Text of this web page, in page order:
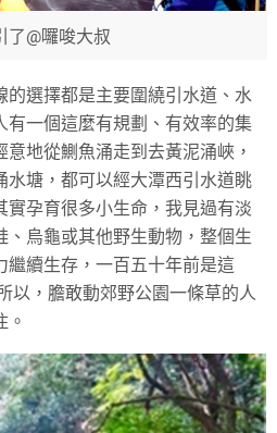
了@囉唆大叔
的選擇都是主要圍繞引水道、水
有一個這麼有規劃、有效率的集
地從鰂魚涌走到去黃泥涌峽，
水塘，都可以經大潭西引水道眺
實孕育很多小生命，我見過有淡
、烏龜或其他野生動物，整個生
繼續生存，一百五十年前是這
以，膽敢動郊野公園一條草的人
。